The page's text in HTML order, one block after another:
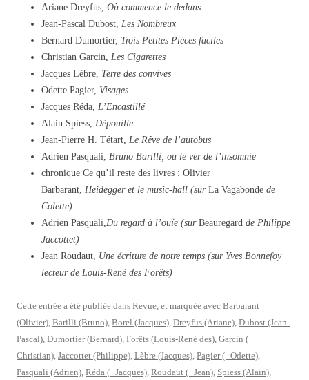
Ariane Dreyfus, Où commence le dedans
Jean-Pascal Dubost, Les Nombreux
Bernard Dumortier, Trois Petites Pièces faciles
Christian Garcin, Les Cigarettes
Jacques Lèbre, Terre des convives
Odette Pagier, Visages
Jacques Réda, L’Encastillé
Alain Spiess, Dépouille
Jean-Pierre H. Tétart, Le Rêve de l’autobus
Adrien Pasquali, Bruno Barilli, ou le ver de l’insomnie
chronique Ce qu’il reste des livres : Olivier
Barbarant, Heidegger et le music-hall (surLa Vagabonde de
Colette)
Adrien Pasquali,Du regard à l’ouïe (surBeauregard de Philippe
Jaccottet)
Jean Roudaut, Une écriture de notre temps (sur Yves Bonnefoy
lecteur de Louis-René des Forêts)
Cette entrée a été publiée dans Revue, et marquée avec Barbarant
(Olivier), Barilli (Bruno), Borel (Jacques), Dreyfus (Ariane), Dubost (Jean-
Pascal), Dumortier (Bernard), Forêts (Louis-René des), Garcin (
Christian), Jaccottet (Philippe), Lèbre (Jacques), Pagier ( Odette),
Pasquali (Adrien), Réda ( Jacques), Roudaut ( Jean), Spiess (Alain),